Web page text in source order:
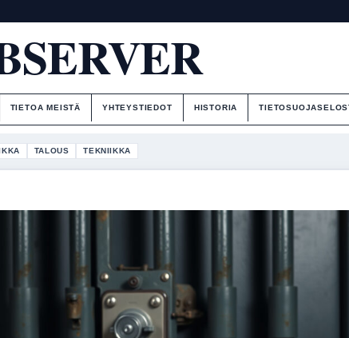
TIETOA MEISTÄ YHTEYSTIEDOT HISTORIA
TALOUS TEKNIIKKA